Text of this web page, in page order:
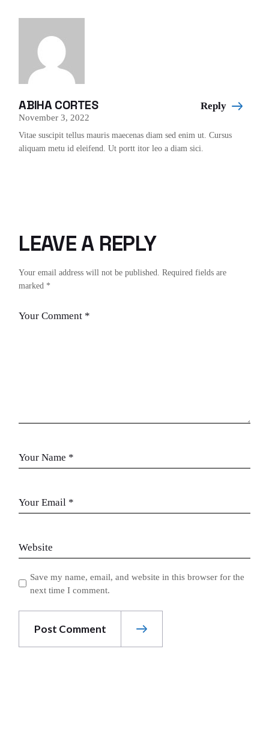
ABIHA CORTES
November 3, 2022
Reply
Vitae suscipit tellus mauris maecenas diam sed enim ut. Cursus
aliquam metu id eleifend. Ut portt itor leo a diam sici.
LEAVE A REPLY
Your email address will not be published. Required fields are
marked *
Save my name, email, and website in this browser for the
next time I comment.
Post Comment